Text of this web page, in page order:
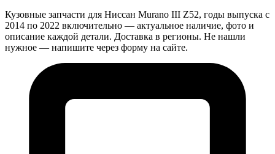
Кузовные запчасти для Ниссан Murano III Z52, годы выпуска с
2014 по 2022 включительно — актуальное наличие, фото и
описание каждой детали. Доставка в регионы. Не нашли
нужное — напишите через форму на сайте.